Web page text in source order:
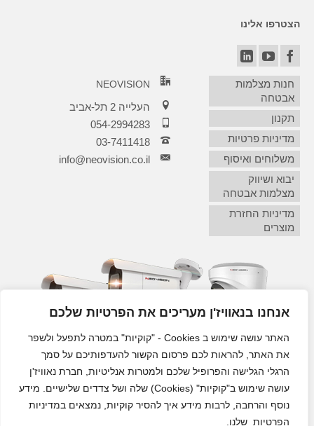
אנחנו בנאוויז'ן מעריכים את הפרטיות שלכם
האתר עושה שימוש ב Cookies - "קוקיות" במטרה לתפעל ולשפר
את האתר, להראות לכם פרסום הקשור להעדפותיכם על סמך
הרגלי הגלישה והפרופיל שלכם ולמטרות אנליטיות, חברת נאוויז'ן
עושה שימוש ב"קוקיות" (Cookies) שלה ושל צדדים שלישיים. מידע
נוסף והרחבה, לרבות מידע איך להסיר קוקיות, נמצאים במדיניות
הפרטיות שלנו.
הצטרפו אלינו
חנות מצלמות
אבטחה
תקנון
מדיניות פרטיות
משלוחים ואיסוף
יבוא ושיווק
מצלמות אבטחה
מדיניות החזרת
מוצרים
NEOVISION
העלייה 2 תל-אביב
054-2994283
03-7411418‏
info@neovision.co.il